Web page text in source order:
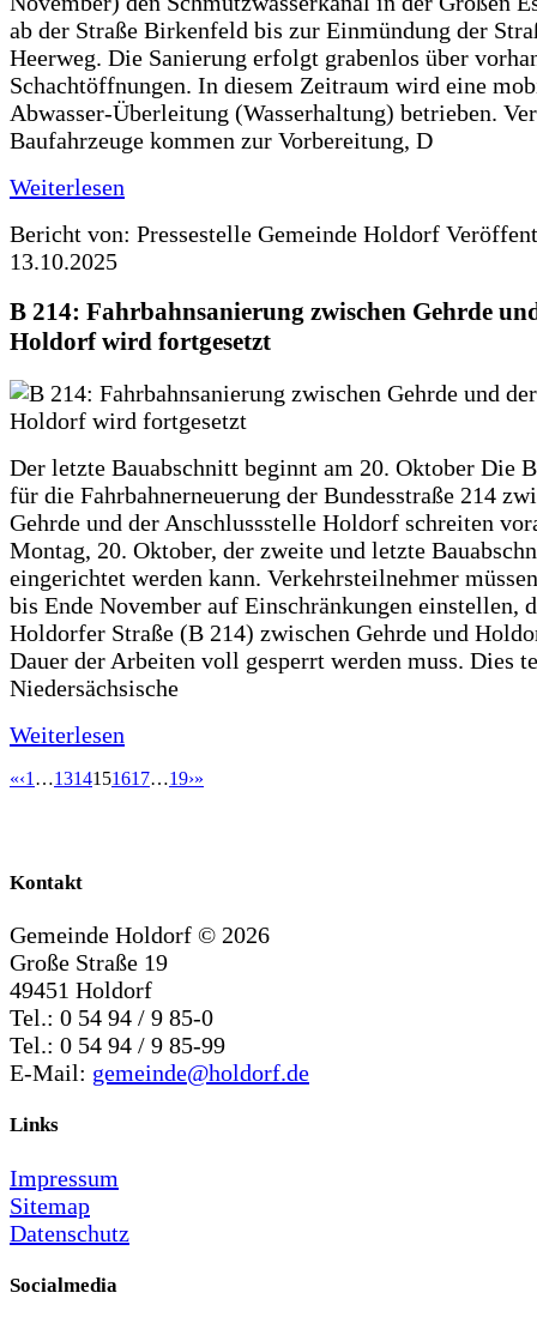
ab der Straße Birkenfeld bis zur Einmündung der
Heerweg. Die Sanierung erfolgt grabenlos über
Schachtöffnungen. In diesem Zeitraum wird eine
Abwasser-Überleitung (Wasserhaltung) betrieben.
Baufahrzeuge kommen zur Vorbereitung, D
Weiterlesen
Bericht von: Pressestelle Gemeinde Holdorf
13.10.2025
B 214: Fahrbahnsanierung zwischen Gehrde
Holdorf wird fortgesetzt
Der letzte Bauabschnitt beginnt am 20. Oktober Die
für die Fahrbahnerneuerung der Bundesstraße 214
Gehrde und der Anschlussstelle Holdorf schreiten
Montag, 20. Oktober, der zweite und letzte
eingerichtet werden kann. Verkehrsteilnehmer
bis Ende November auf Einschränkungen einstellen,
Holdorfer Straße (B 214) zwischen Gehrde und
Dauer der Arbeiten voll gesperrt werden muss. Dies
Niedersächsische
Weiterlesen
«‹1 …1314151617…19›»
Kontakt
Gemeinde Holdorf © 2026
Große Straße 19
49451 Holdorf
Tel.: 0 54 94 / 9 85-0
Tel.: 0 54 94 / 9 85-99
E-Mail: gemeinde@holdorf.de
Links
Impressum
Sitemap
Datenschutz
Socialmedia